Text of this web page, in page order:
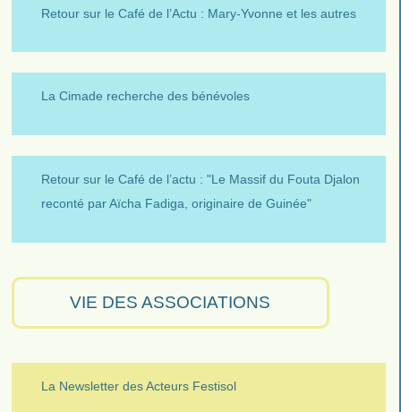
Retour sur le Café de l’Actu : Mary-Yvonne et les autres
La Cimade recherche des bénévoles
Retour sur le Café de l’actu : "Le Massif du Fouta Djalon
reconté par Aïcha Fadiga, originaire de Guinée"
VIE DES ASSOCIATIONS
La Newsletter des Acteurs Festisol